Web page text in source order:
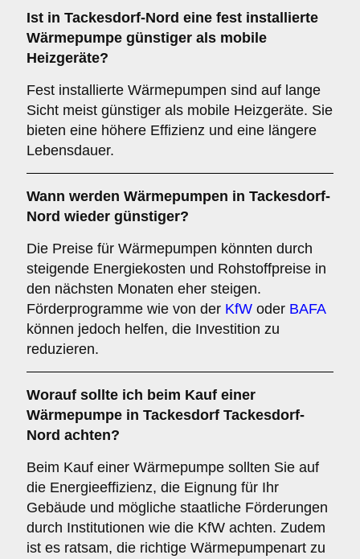
Ist in Tackesdorf-Nord eine fest installierte
Wärmepumpe günstiger als mobile
Heizgeräte?
Fest installierte Wärmepumpen sind auf lange
Sicht meist günstiger als mobile Heizgeräte. Sie
bieten eine höhere Effizienz und eine längere
Lebensdauer.
Wann werden Wärmepumpen in Tackesdorf-
Nord wieder günstiger?
Die Preise für Wärmepumpen könnten durch
steigende Energiekosten und Rohstoffpreise in
den nächsten Monaten eher steigen.
Förderprogramme wie von der KfW oder BAFA
können jedoch helfen, die Investition zu
reduzieren.
Worauf sollte ich beim Kauf einer
Wärmepumpe in Tackesdorf Tackesdorf-
Nord achten?
Beim Kauf einer Wärmepumpe sollten Sie auf
die Energieeffizienz, die Eignung für Ihr
Gebäude und mögliche staatliche Förderungen
durch Institutionen wie die KfW achten. Zudem
ist es ratsam, die richtige Wärmepumpenart zu